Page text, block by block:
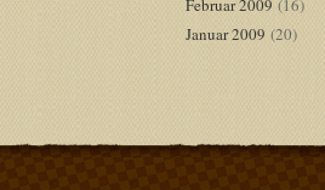
Februar 2009(16)
Januar 2009 (20)